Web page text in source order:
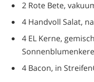
2 Rote Bete,
4 Handvoll Salat,
4 EL Kerne,
4 Bacon, in